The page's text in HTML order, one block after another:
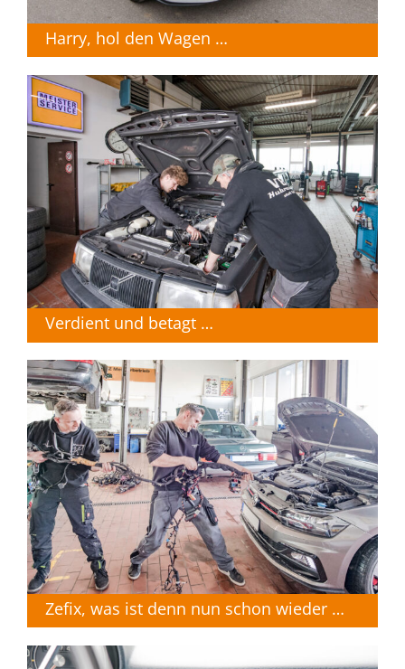
Harry, hol den Wagen …
Verdient und betagt …
Zefix, was ist denn nun schon wieder …